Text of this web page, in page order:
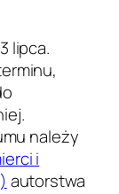
lipca.
należy
i
autorstwa